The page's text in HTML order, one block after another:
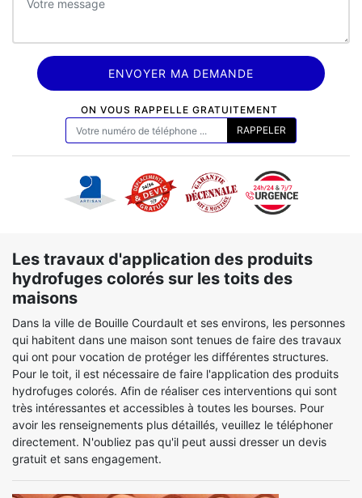
ON VOUS RAPPELLE GRATUITEMENT
Les travaux d'application des produits
hydrofuges colorés sur les toits des
maisons
Dans la ville de Bouille Courdault et ses environs, les personnes
qui habitent dans une maison sont tenues de faire des travaux
qui ont pour vocation de protéger les différentes structures.
Pour le toit, il est nécessaire de faire l'application des produits
hydrofuges colorés. Afin de réaliser ces interventions qui sont
très intéressantes et accessibles à toutes les bourses. Pour
avoir les renseignements plus détaillés, veuillez le téléphoner
directement. N'oubliez pas qu'il peut aussi dresser un devis
gratuit et sans engagement.